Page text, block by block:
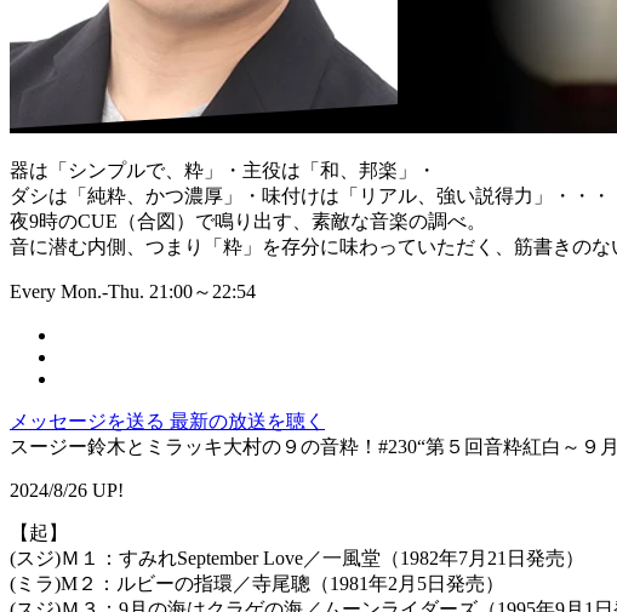
器は「シンプルで、粋」・主役は「和、邦楽」・
ダシは「純粋、かつ濃厚」・味付けは「リアル、強い説得力」・・・
夜9時のCUE（合図）で鳴り出す、素敵な音楽の調べ。
音に潜む内側、つまり「粋」を存分に味わっていただく、筋書きのな
Every Mon.-Thu. 21:00～22:54
メッセージを送る 最新の放送を聴く
スージー鈴木とミラッキ大村の９の音粋！#230“第５回音粋紅白～９
2024/8/26 UP!
【起】
(スジ)Ｍ１：すみれSeptember Love／一風堂（1982年7月21日発売）
(ミラ)M２：ルビーの指環／寺尾聰（1981年2月5日発売）